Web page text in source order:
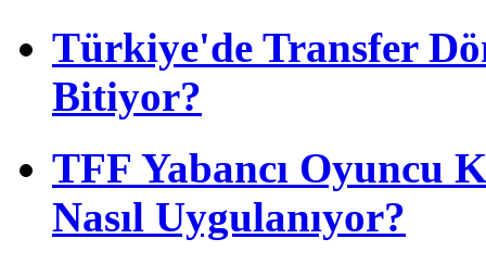
Türkiye'de Transfer
Bitiyor?
TFF Yabancı Oyuncu
Nasıl Uygulanıyor?